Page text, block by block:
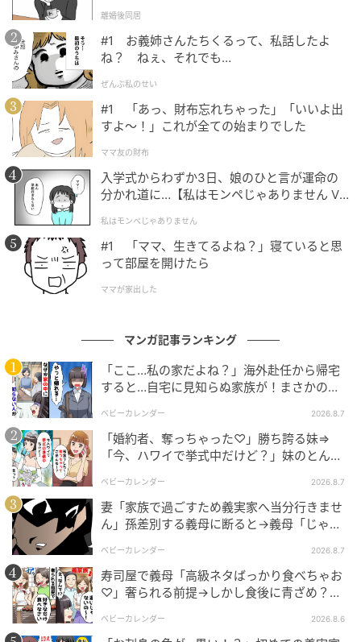
※記事の内容は公開当時の情報であり、現在と異なる
場合があります。記事の内容は個人の感想です。
※本記事の内容は、必ずしもすべての状況にあてはま
るとは限りません。必要に応じて医師や専門家に相談
するなど、ご自身の責任と判断によって適切なご対応
をお願いいたします。
監修：久野 賀子先生（PRIDE CLINIC 医師）
著者：田川めい／30代女性・会社員
イラスト：アゲちゃん
時期：2026年3月）
監修者：医師 PRIDE CLINIC 医師 久野 賀子先生
PRIDE CLINIC 院長。長年にわたり大手美容クリニック
で通常の美容皮膚科診療だけでなく、新入職医師の指
導や、VIP対応などをおこなっている。それらの経験を
通じ、気軽に先進的な治療を受けていただける、自由
で明るいクリニックを目指している。
ベビーカレンダー／ウーマンカレンダー編集室
元記事で読む
離婚後同居
#1 お義姉さんたちくるって、私話したよ
ね？ ねぇ、それでも…
ぜんぶ私のせい
#1 「あっ、財布忘れちゃった」「いいよ出
すよ〜！」これが全ての始まりでした
ママ友の財布
入学式からわずか3日、娘のひと言が運命の
分かれ道に…【私はモンペじゃありません Vo
私はモンペじゃありません
#1 「ママ、生きてるよね？」寝ていると思
って部屋を開けたら
ママが家出した
マンガ記事ランキング
「ここ…私の家だよね？」海外赴任から帰宅
すると…自宅に見知らぬ家族が！まさかの真
ベビーカレンダー 2026.8.7
「婚約者、奪っちゃった♡」勝ち誇る妹⇒
「今、ハワイで挙式中だけど？」妹のとんで
ベビーカレンダー 2026.8.7
妻「家族で過ごすため義実家へ当分行きませ
ん」孫差別する義母に断ると→義母「じゃ
ベビーカレンダー 2026.8.7
寿司屋で義母「高級ネタばっかり食べちゃお
♡」奢られる前提→しかし食後に青ざめ？通
ベビーカレンダー 2026.8.6